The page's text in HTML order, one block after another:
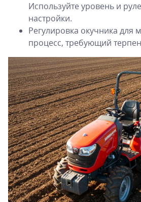
Используйте уровень и
настройки.
Регулировка окучника для
процесс, требующий